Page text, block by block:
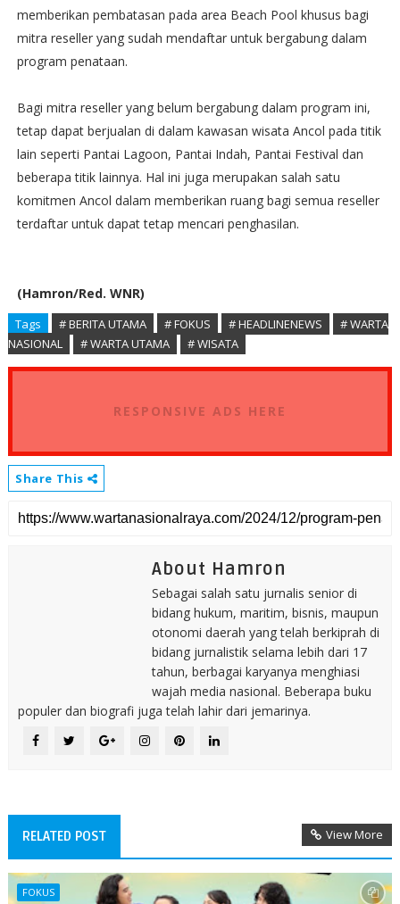
memberikan pembatasan pada area Beach Pool khusus bagi
mitra reseller yang sudah mendaftar untuk bergabung dalam
program penataan.
Bagi mitra reseller yang belum bergabung dalam program ini,
tetap dapat berjualan di dalam kawasan wisata Ancol pada titik
lain seperti Pantai Lagoon, Pantai Indah, Pantai Festival dan
beberapa titik lainnya. Hal ini juga merupakan salah satu
komitmen Ancol dalam memberikan ruang bagi semua reseller
terdaftar untuk dapat tetap mencari penghasilan.
(Hamron/Red. WNR)
Tags # BERITA UTAMA # FOKUS # HEADLINENEWS
# WARTA
NASIONAL
# WARTA UTAMA # WISATA
RESPONSIVE ADS HERE
Share This
About Hamron
Sebagai salah satu jurnalis senior di
bidang hukum, maritim, bisnis, maupun
otonomi daerah yang telah berkiprah di
bidang jurnalistik selama lebih dari 17
tahun, berbagai karyanya menghiasi
wajah media nasional. Beberapa buku
populer dan biografi juga telah lahir dari jemarinya.
RELATED POST View More
FOKUS